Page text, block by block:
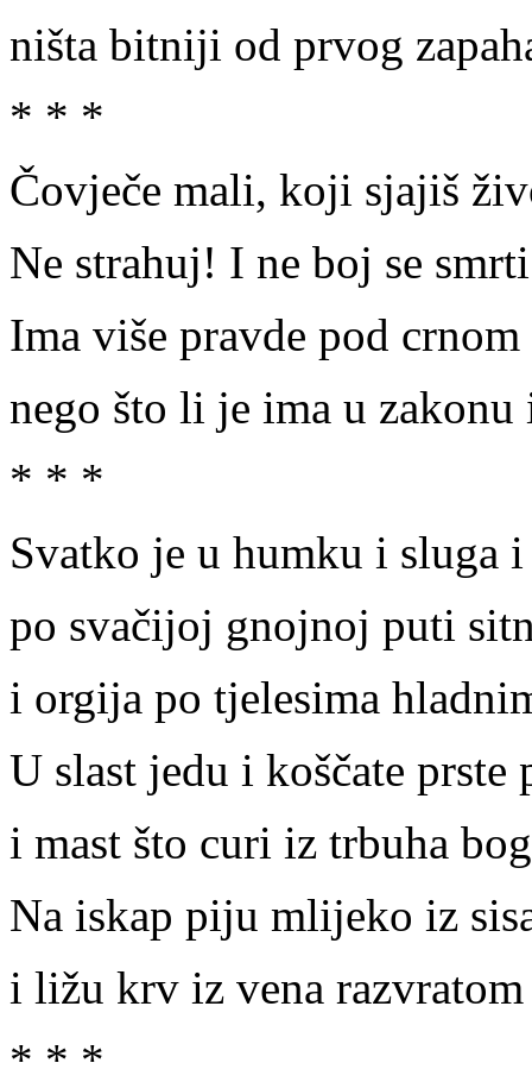
ništa bitniji od prvog
* * *
Čovječe mali, koji sjajiš
Ne strahuj! I ne boj se
Ima više pravde pod
nego što li je ima u zakonu
* * *
Svatko je u humku i sluga
po svačijoj gnojnoj puti
i orgija po tjelesima
U slast jedu i koščate prste
i mast što curi iz trbuha
Na iskap piju mlijeko iz
i ližu krv iz vena razvratom
* * *